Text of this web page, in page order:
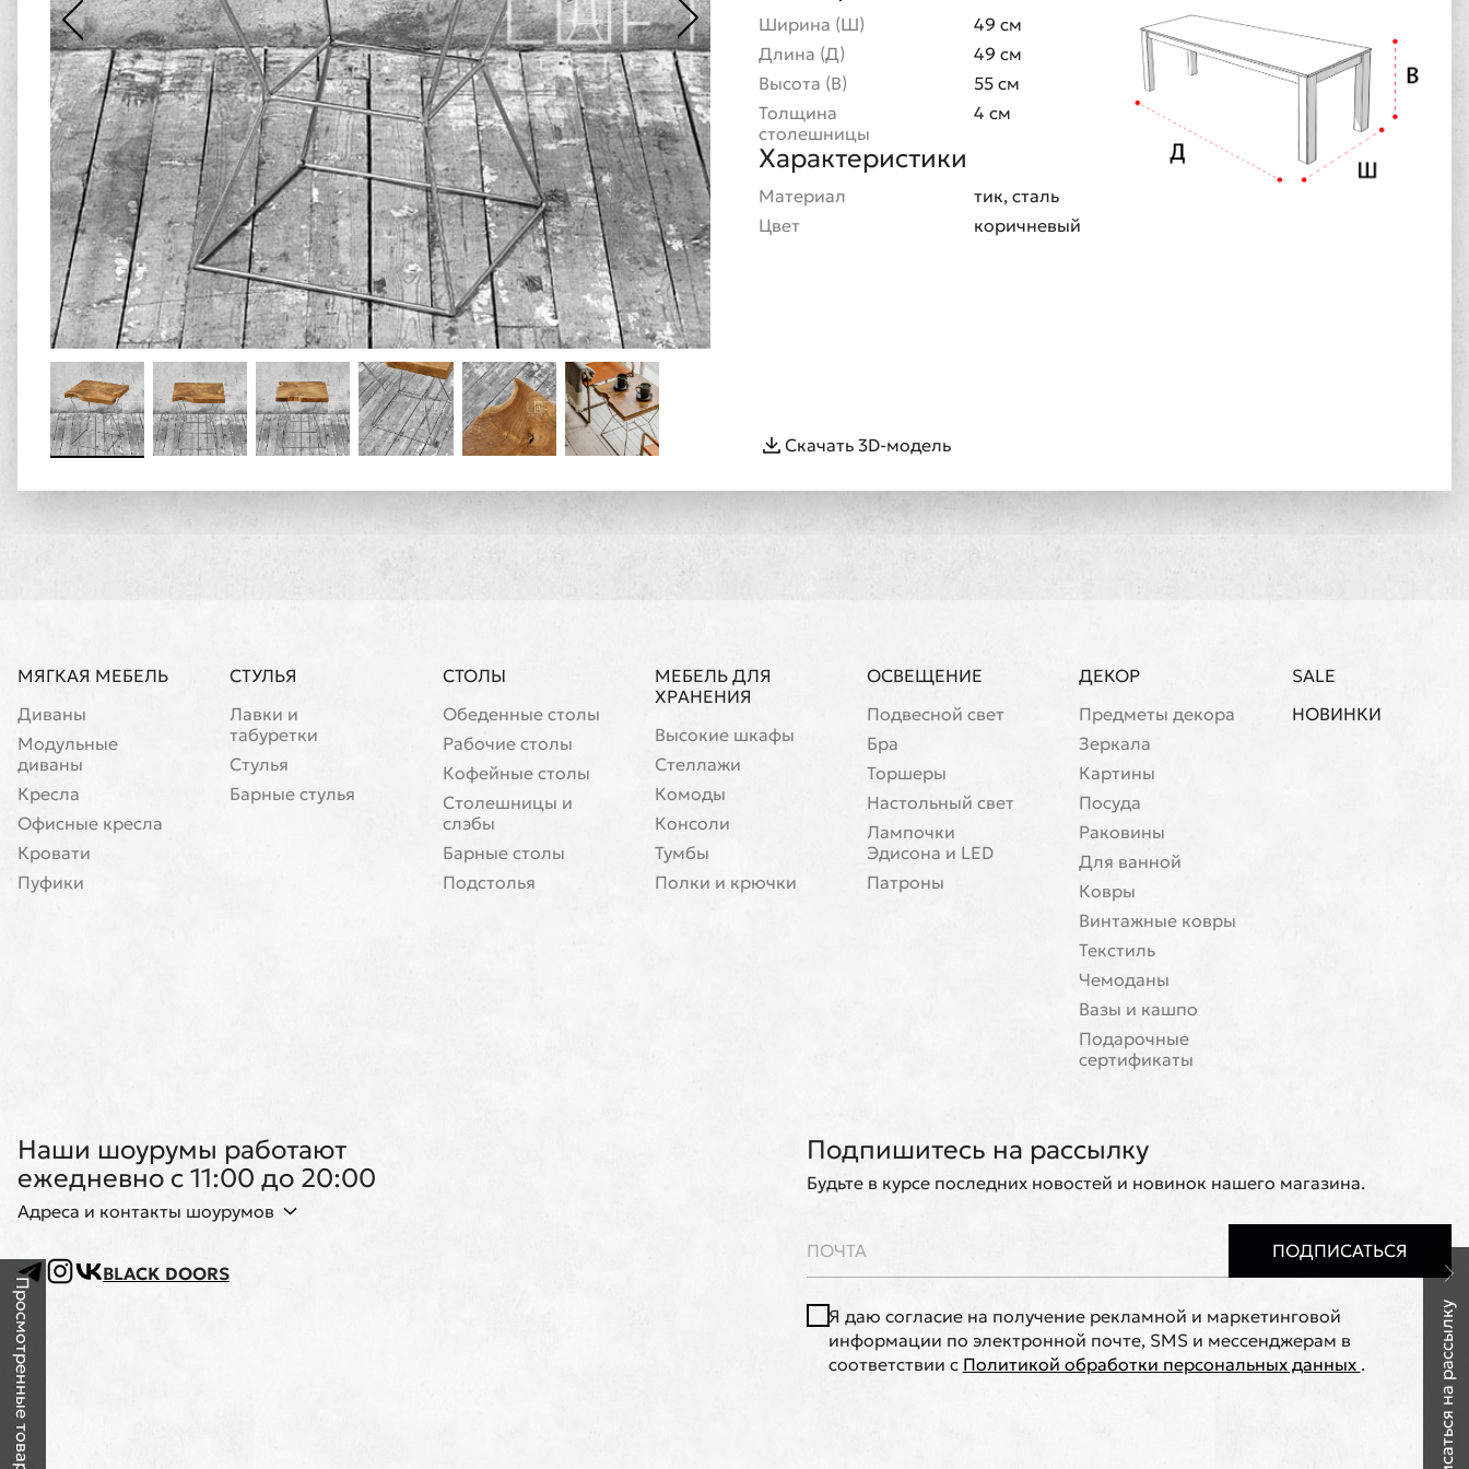
Ширина (Ш)
49 см
Длина (Д)
49 см
Высота (В)
55 см
Толщина
столешницы
4 см
Характеристики
Материал
тик, сталь
Цвет
коричневый
Скачать 3D-модель
МЯГКАЯ МЕБЕЛЬ
Диваны
Модульные
диваны
Кресла
Офисные кресла
Кровати
Пуфики
СТУЛЬЯ
Лавки и
табуретки
Стулья
Барные стулья
СТОЛЫ
Обеденные столы
Рабочие столы
Кофейные столы
Cтолешницы и
слэбы
Барные столы
Подстолья
МЕБЕЛЬ ДЛЯ
ХРАНЕНИЯ
Высокие шкафы
Стеллажи
Комоды
Консоли
Тумбы
Полки и крючки
ОСВЕЩЕНИЕ
Подвесной свет
Бра
Торшеры
Настольный свет
Лампочки
Эдисона и LED
Патроны
ДЕКОР
Предметы декора
Зеркала
Картины
Посуда
Раковины
Для ванной
Ковры
Винтажные ковры
Текстиль
Чемоданы
Вазы и кашпо
Подарочные
сертификаты
SALE
НОВИНКИ
Наши шоурумы работают
ежедневно с 11:00 до 20:00
Адреса и контакты шоурумов
BLACK DOORS
Подпишитесь на рассылку
Будьте в курсе последних новостей и новинок нашего магазина.
ПОДПИСАТЬСЯ
Я даю согласие на получение рекламной и маркетинговой
информации по электронной почте, SMS и мессенджерам в
соответствии с Политикой обработки персональных данных . Подписаться на рассылку
Просмотренные товары